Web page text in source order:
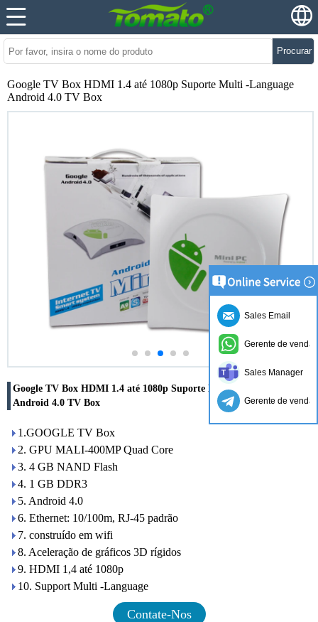
Procurar
Google TV Box HDMI 1.4 até 1080p Suporte Multi -Language
Android 4.0 TV Box
Google TV Box HDMI 1.4 até 1080p Suporte Multi -Language
Android 4.0 TV Box
1.GOOGLE TV Box
2. GPU MALI-400MP Quad Core
3. 4 GB NAND Flash
4. 1 GB DDR3
5. Android 4.0
6. Ethernet: 10/100m, RJ-45 padrão
7. construído em wifi
8. Aceleração de gráficos 3D rígidos
9. HDMI 1,4 até 1080p
10. Support Multi -Language
Contate-Nos
Sales Email
Gerente de vendas
Sales Manager
Gerente de vendas